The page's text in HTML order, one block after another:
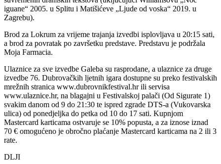
iguane“ 2005. u Splitu i Matišićeve „Ljude od voska“ 2019. u
Zagrebu).
Brod za Lokrum za vrijeme trajanja izvedbi isplovljava u 20:15 sati,
a brod za povratak po završetku predstave. Predstavu je podržala
Moja Farmacia.
Ulaznice za sve izvedbe Galeba su rasprodane, a ulaznice za druge
izvedbe 76. Dubrovačkih ljetnih igara dostupne su preko festivalskih
mrežnih stranica www.dubrovnikfestival.hr ili servisa
www.ulaznice.hr, na blagajni u Festivalskoj palači (Od Sigurate 1)
svakim danom od 9 do 21:30 te ispred zgrade DTS-a (Vukovarska
ulica) od ponedjeljka do petka od 10 do 17 sati. Kupnjom
Mastercard karticama ostvaruje se 10% popusta, a za iznose iznad
70 € omogućeno je obročno plaćanje Mastercard karticama na 2 ili 3
rate.
DLJI